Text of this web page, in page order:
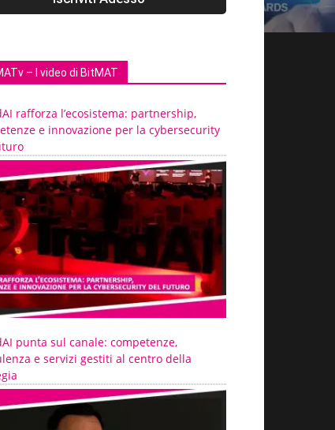
– I video di BitMAT
rafforza l’ecosistema: partnership,
e innovazione per la cybersecurity
punta sul canale: competenze,
e servizi gestiti al centro della